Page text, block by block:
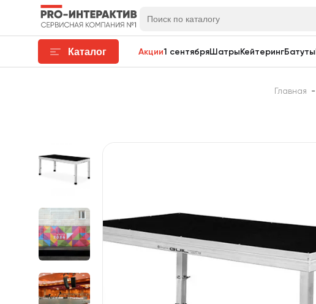
Каталог Акции1 сентябряШатры КейтерингБатуты
Главная -